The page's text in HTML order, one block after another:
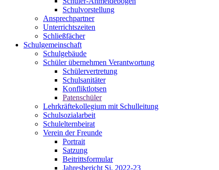
Schulvorstellung
Ansprechpartner
Unterrichtszeiten
Schließfächer
Schulgemeinschaft
Schulgebäude
Schüler übernehmen Verantwortung
Schülervertretung
Schulsanitäter
Konfliktlotsen
Patenschüler
Lehrkräftekollegium mit Schulleitung
Schulsozialarbeit
Schulelternbeirat
Verein der Freunde
Portrait
Satzung
Beitrittsformular
Jahresbericht Sj. 2022-23